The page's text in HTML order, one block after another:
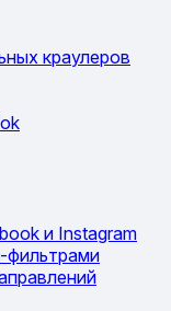
краулеров
и Instagram
фильтрами